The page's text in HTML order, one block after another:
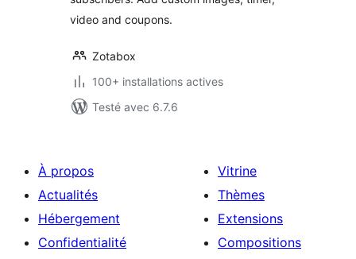
video and coupons.
Zotabox
100+ installations actives
Testé avec 6.7.6
À propos
Actualités
Hébergement
Confidentialité
Vitrine
Thèmes
Extensions
Compositions